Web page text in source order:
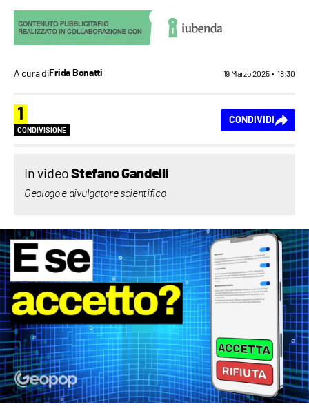
A cura diFrida Bonatti 19 Marzo 2025 18:30
1
CONDIVISIONE
CONDIVIDI
In videoStefano Gandelli
Geologo e divulgatore scientifico